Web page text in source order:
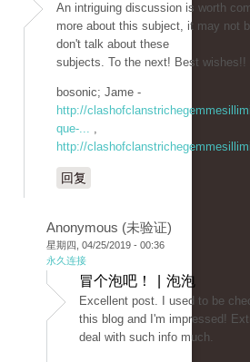
An intriguing discussion is worth
more about this subject, it may not
don't talk about these
subjects. To the next! Best wishes!!
bosonic; Jame -
http://
que-... ,
http://
回复
Anonymous (未验证)
星期四, 04/25/2019 - 00:36
永久连接
冒个泡吧！ | 泡泡
Excellent post. I used to be
this blog and I'm impressed!
deal with such info much.